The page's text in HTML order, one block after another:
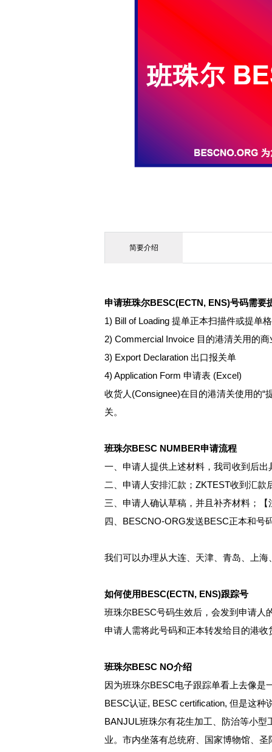
简要介绍
申请班珠尔BESC(ECTN, ENS)号码需要
1) Bill of Loading 提单正本扫描件或提单
2) Commercial Invoice 目的港清关用的
3) Export Declaration 出口报关单
4) Application Form 申请表 (Excel)
收货人(Consignee)在目的港清关使用的
关。
班珠尔BESC NUMBER申请流程
一、申请人提供上述材料，我司收到后出
二、申请人安排汇款；ZKTEST收到汇
三、申请人确认草稿，并且补齐材料；
四、BESCNO-ORG发送BESC正本和号
我们可以办理从大连、天津、青岛、上
如何使用BESC(ECTN, ENS)跟踪号
班珠尔BESC号码生效后，会发到申请人
申请人需将此号码和正本转发给目的港
班珠尔BESC NO介绍
因为班珠尔BESC电子跟踪单看上去像是
BESC认证, BESC certification, 但是这种
BANJUL班珠尔有花生加工、防治等小
业。市内坐落有总统府、国家博物馆、